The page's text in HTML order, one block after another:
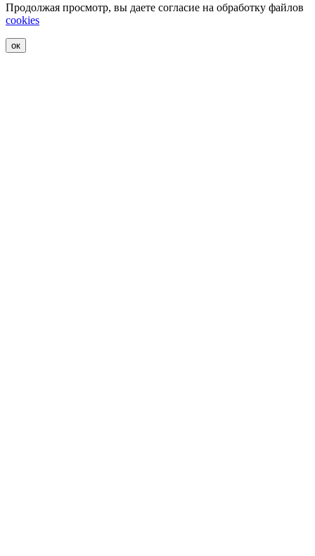
Продолжая просмотр, вы даете согласие на обработку файлов
cookies
ок